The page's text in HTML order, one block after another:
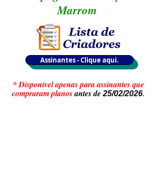
Marrom
Assinantes - Clique aqui.
* Disponível apenas para assinantes que
compraram planosantes de25/02/2026.